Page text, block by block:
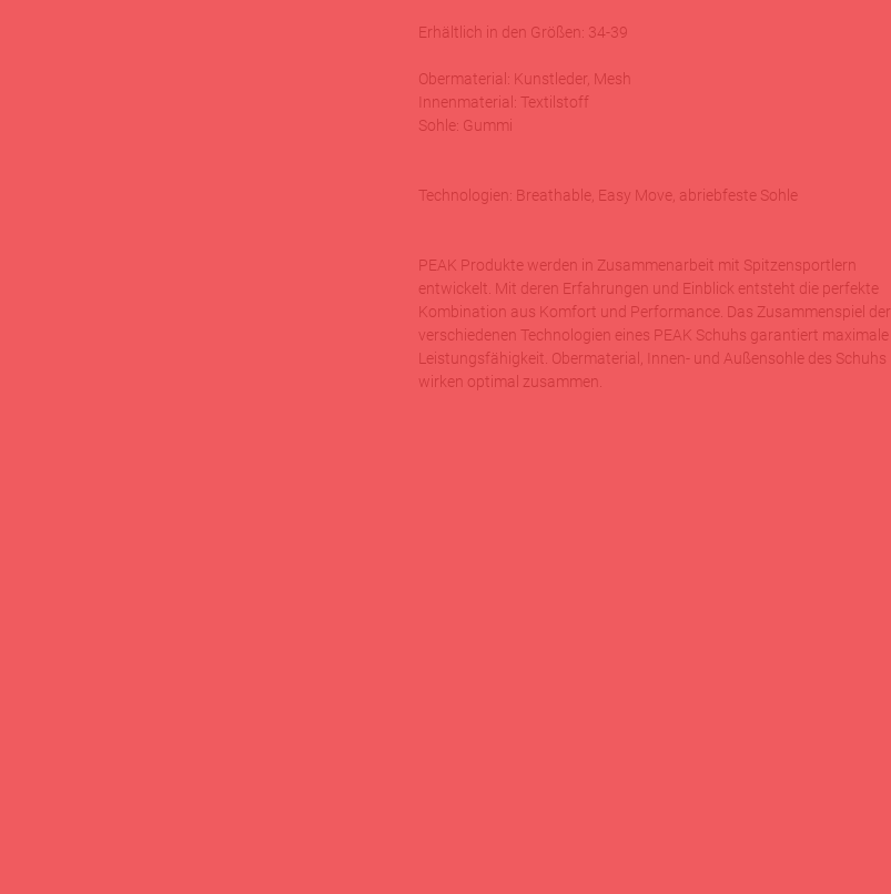
Erhältlich in den Größen: 34-39
Obermaterial: Kunstleder, Mesh
Innenmaterial: Textilstoff
Sohle: Gummi
Technologien: Breathable, Easy Move, abriebfeste Sohle
PEAK Produkte werden in Zusammenarbeit mit Spitzensportlern
entwickelt. Mit deren Erfahrungen und Einblick entsteht die perfekte
Kombination aus Komfort und Performance. Das Zusammenspiel der
verschiedenen Technologien eines PEAK Schuhs garantiert maximale
Leistungsfähigkeit. Obermaterial, Innen- und Außensohle des Schuhs
wirken optimal zusammen.